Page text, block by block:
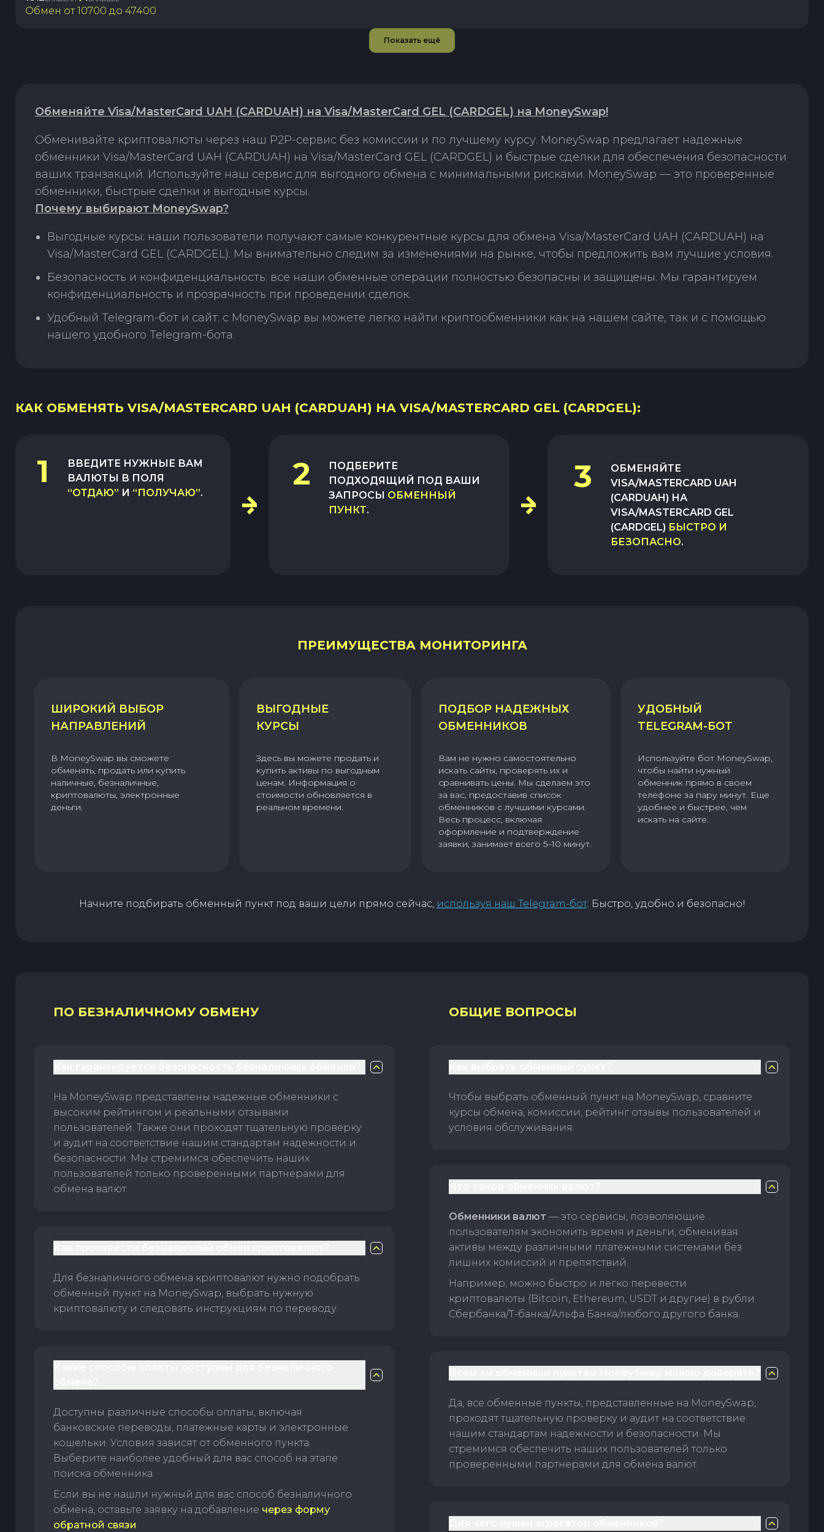
Обмен от10700 до 47400
Показать ещё
Обменяйте Visa/MasterCard UAH (CARDUAH) на Visa/MasterCard GEL (CARDGEL) на MoneySwap!
Обменивайте криптовалюты через наш P2P-сервис без комиссии и по лучшему курсу. MoneySwap предлагает надежные
обменники Visa/MasterCard UAH (CARDUAH) на Visa/MasterCard GEL (CARDGEL) и быстрые сделки для обеспечения безопасности
ваших транзакций. Используйте наш сервис для выгодного обмена с минимальными рисками. MoneySwap — это проверенные
обменники, быстрые сделки и выгодные курсы.
Почему выбирают MoneySwap?
Выгодные курсы: наши пользователи получают самые конкурентные курсы для обмена Visa/MasterCard UAH (CARDUAH) на
Visa/MasterCard GEL (CARDGEL). Мы внимательно следим за изменениями на рынке, чтобы предложить вам лучшие условия.
Безопасность и конфиденциальность: все наши обменные операции полностью безопасны и защищены. Мы гарантируем
конфиденциальность и прозрачность при проведении сделок.
Удобный Telegram-бот и сайт: с MoneySwap вы можете легко найти криптообменники как на нашем сайте, так и с помощью
нашего удобного Telegram-бота.
КАК ОБМЕНЯТЬ VISA/MASTERCARD UAH (CARDUAH) НА VISA/MASTERCARD GEL (CARDGEL):
1
ВВЕДИТЕ НУЖНЫЕ ВАМ
ВАЛЮТЫ В ПОЛЯ
“ОТДАЮ” И “ПОЛУЧАЮ”.
2
ПОДБЕРИТЕ
ПОДХОДЯЩИЙ ПОД ВАШИ
ЗАПРОСЫ ОБМЕННЫЙ
ПУНКТ.
3
ОБМЕНЯЙТЕ
VISA/MASTERCARD UAH
(CARDUAH) НА
VISA/MASTERCARD GEL
(CARDGEL) БЫСТРО И
БЕЗОПАСНО.
ПРЕИМУЩЕСТВА МОНИТОРИНГА
ШИРОКИЙ ВЫБОР
НАПРАВЛЕНИЙ
В MoneySwap вы сможете
обменять, продать или купить
наличные, безналичные,
криптовалюты, электронные
деньги.
ВЫГОДНЫЕ
КУРСЫ
Здесь вы можете продать и
купить активы по выгодным
ценам. Информация о
стоимости обновляется в
реальном времени.
ПОДБОР НАДЕЖНЫХ
ОБМЕННИКОВ
Вам не нужно самостоятельно
искать сайты, проверять их и
сравнивать цены. Мы сделаем это
за вас, предоставив список
обменников с лучшими курсами.
Весь процесс, включая
оформление и подтверждение
заявки, занимает всего 5–10 минут.
УДОБНЫЙ
TELEGRAM-БОТ
Используйте бот MoneySwap,
чтобы найти нужный
обменник прямо в своем
телефоне за пару минут. Еще
удобнее и быстрее, чем
искать на сайте.
Начните подбирать обменный пункт под ваши цели прямо сейчас, используя наш Telegram-бот. Быстро, удобно и безопасно!
ПО БЕЗНАЛИЧНОМУ ОБМЕНУ
На MoneySwap представлены надежные обменники с
высоким рейтингом и реальными отзывами
пользователей. Также они проходят тщательную проверку
и аудит на соответствие нашим стандартам надежности и
безопасности. Мы стремимся обеспечить наших
пользователей только проверенными партнерами для
обмена валют.
Для безналичного обмена криптовалют нужно подобрать
обменный пункт на MoneySwap, выбрать нужную
криптовалюту и следовать инструкциям по переводу.
Доступны различные способы оплаты, включая
банковские переводы, платежные карты и электронные
кошельки. Условия зависят от обменного пункта.
Выберите наиболее удобный для вас способ на этапе
поиска обменника.
Если вы не нашли нужный для вас способ безналичного
обмена, оставьте заявку на добавление через форму
обратной связи.
ОБЩИЕ ВОПРОСЫ
Чтобы выбрать обменный пункт на MoneySwap, сравните
курсы обмена, комиссии, рейтинг отзывы пользователей и
условия обслуживания.
Обменники валют — это сервисы, позволяющие
пользователям экономить время и деньги, обменивая
активы между различными платежными системами без
лишних комиссий и препятствий.
Например, можно быстро и легко перевести
криптовалюты (Bitcoin, Ethereum, USDT и другие) в рубли
Сбербанка/Т-банка/Альфа Банка/любого другого банка.
Да, все обменные пункты, представленные на MoneySwap,
проходят тщательную проверку и аудит на соответствие
нашим стандартам надежности и безопасности. Мы
стремимся обеспечить наших пользователей только
проверенными партнерами для обмена валют.